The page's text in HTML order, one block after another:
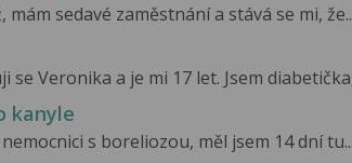
sedavé zaměstnání a stává se mi,
Veronika a je mi 17 let. Jsem
kanyle
s boreliozou, měl jsem 14 dní tu...